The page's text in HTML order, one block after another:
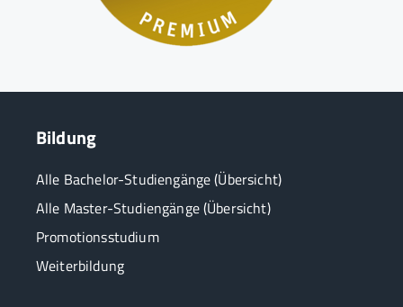
Bildung
Alle Bachelor-Studiengänge (Übersicht)
Alle Master-Studiengänge (Übersicht)
Promotionsstudium
Weiterbildung